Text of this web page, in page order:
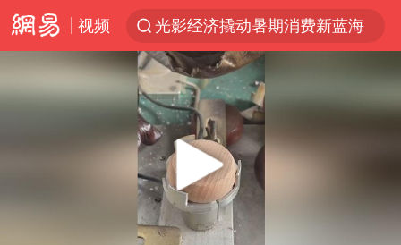
视频
光影经济撬动暑期消费新蓝海
情侣平潭拍日出坠崖1死1伤
黄金牛市回来了吗